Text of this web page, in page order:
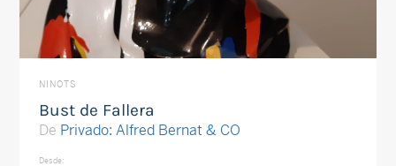
NINOTS
Bust de Fallera
De Privado: Alfred Bernat & CO
Desde: